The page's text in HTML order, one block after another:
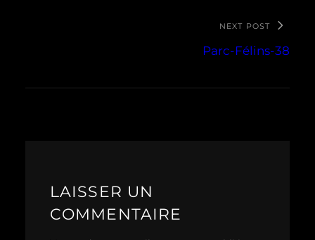
NEXT POST
Parc-Félins-38
LAISSER UN
COMMENTAIRE